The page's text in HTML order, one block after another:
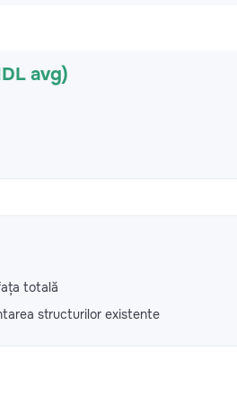
avg)
totală
structurilor existente